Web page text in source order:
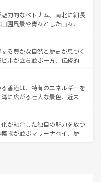
など、バラエティ豊かな料理
着の台湾情報は コンテンツ一覧を参
折々の自然美を楽しむことが
肉、絶品のストリートフード
待っている。夜には、韓国な
の多彩な魅力を心ゆくまで味
ほしい。 なお、新着の韓国情報はコンテンツ一
力的なベトナム。南北に細長
園風景や青々とした山々、世
く。ハノイの古い町並みやホ
代の建物も、独特の雰囲気を
エティの豊かさとおいしさで
ベトナムコーヒーなどは、ぜ
域を訪れてもあたたかい人々
、きっと忘れられない旅にな
る豊かな自然と歴史が息づく
ルが立ち並ぶ一方、伝統的な
ではチェンマイなどの山岳地
はプーケットやクラビの美し
しむことができる。タイ料理
、どの季節にも異なる楽しみ
タイの人々、仏教を中心とし
源が、訪れる旅人を魅了し続
香港は、特有のエネルギーを
に広がる壮大な景色、近未来
はず。観光スポットが密集し
回れるのも魅力。息をのむよ
で、香港を存分に楽しみ尽く
が融合した独自の魅力を放つ
物が並ぶマリーナベイ、歴史